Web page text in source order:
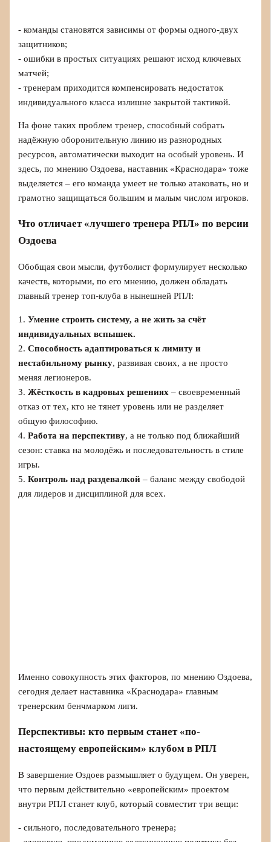
- команды становятся зависимы от формы одного-двух
защитников;
- ошибки в простых ситуациях решают исход ключевых
матчей;
- тренерам приходится компенсировать недостаток
индивидуального класса излишне закрытой тактикой.
На фоне таких проблем тренер, способный собрать
надёжную оборонительную линию из разнородных
ресурсов, автоматически выходит на особый уровень. И
здесь, по мнению Оздоева, наставник «Краснодара» тоже
выделяется – его команда умеет не только атаковать, но и
грамотно защищаться большим и малым числом игроков.
Что отличает «лучшего тренера РПЛ» по версии
Оздоева
Обобщая свои мысли, футболист формулирует несколько
качеств, которыми, по его мнению, должен обладать
главный тренер топ-клуба в нынешней РПЛ:
1.Умение строить систему, а не жить за счёт
индивидуальных вспышек.
2.Способность адаптироваться к лимиту и
нестабильному рынку, развивая своих, а не просто
меняя легионеров.
3.Жёсткость в кадровых решениях – своевременный
отказ от тех, кто не тянет уровень или не разделяет
общую философию.
4.Работа на перспективу, а не только под ближайший
сезон: ставка на молодёжь и последовательность в стиле
игры.
5.Контроль над раздевалкой – баланс между свободой
для лидеров и дисциплиной для всех.
Именно совокупность этих факторов, по мнению Оздоева,
сегодня делает наставника «Краснодара» главным
тренерским бенчмарком лиги.
Перспективы: кто первым станет «по-
настоящему европейским» клубом в РПЛ
В завершение Оздоев размышляет о будущем. Он уверен,
что первым действительно «европейским» проектом
внутри РПЛ станет клуб, который совместит три вещи:
- сильного, последовательного тренера;